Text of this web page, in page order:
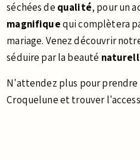
séchées de qualité, pour un
magnifiquequi complètera
mariage. Venez découvrir
séduire par la beauté
N'attendez plus pour prendre
Croquelune et trouver